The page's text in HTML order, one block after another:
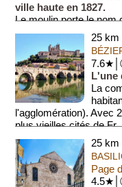
ville haute en 1827.
Le moulin porte le nom
L'eau de la rivière Orb
habitants de B...
25 km
L'une
La
l'agglomération). Avec
plus vieilles cités de
25 km
Page